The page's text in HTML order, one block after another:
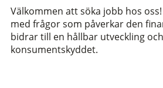
Välkommen att söka jobb hos
med frågor som påverkar den
bidrar till en hållbar utveckling
konsumentskyddet.